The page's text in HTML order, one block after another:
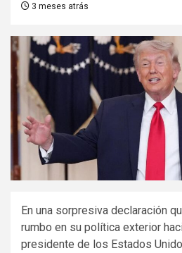
3 meses atrás
En una sorpresiva declaración
rumbo en su política exterior
presidente de los Estados